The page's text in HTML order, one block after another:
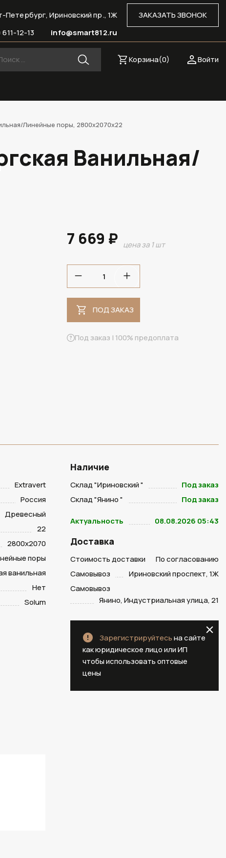
ЗАКАЗАТЬ ЗВОНОК
Петербург, Ириновский пр., 1Ж
info@smart812.ru
611-12-13
Войти
Корзина(0)
Линейные поры, 2800х2070х22
Ванильная/
7 669 ₽ цена за 1 шт
ПОД ЗАКАЗ
Под заказ | 100% предоплата
Extravert
Россия
Древесный
22
2800х2070
поры
ванильная
Нет
Solum
Наличие
Склад "Ириновский "
Под заказ
Склад "Янино "
Под заказ
Актуальность 08.08.2026 05:43
Доставка
Стоимость доставки
По согласованию
Самовывоз
Ириновский проспект, 1Ж
Самовывоз
Янино, Индустриальная улица, 21
Зарегистрируйтесьна сайте
как юридическое лицо или ИП
чтобы использовать оптовые
цены